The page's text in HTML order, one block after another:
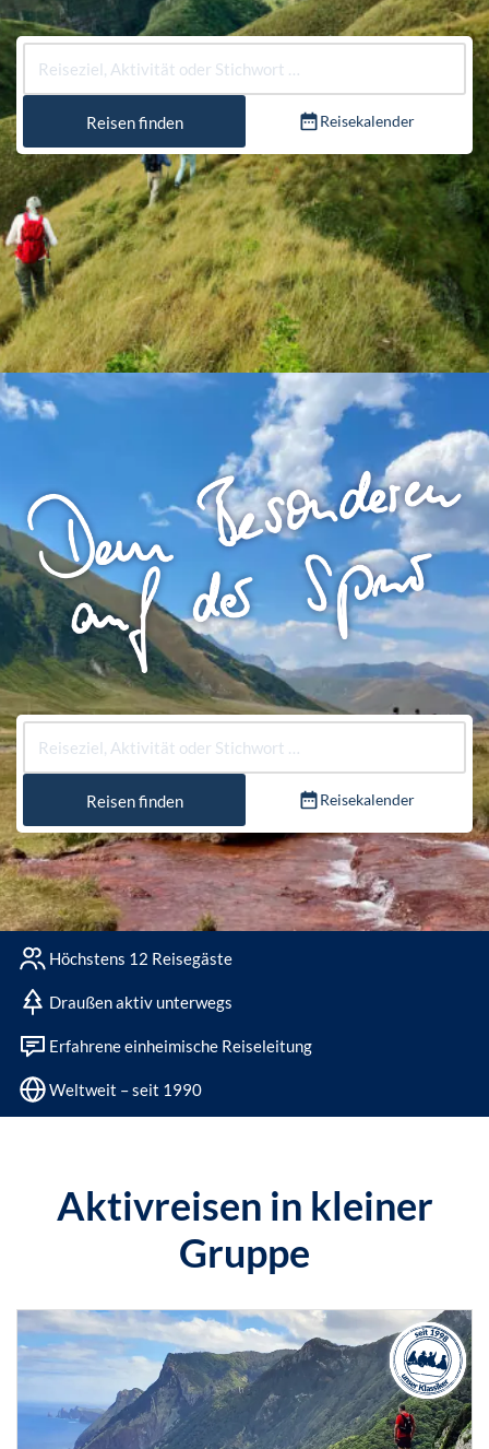
Reisen finden Reisekalender
Reisen finden Reisekalender
Höchstens 12 Reisegäste
Draußen aktiv unterwegs
Erfahrene einheimische Reiseleitung
Weltweit – seit 1990
Aktivreisen in kleiner
Gruppe